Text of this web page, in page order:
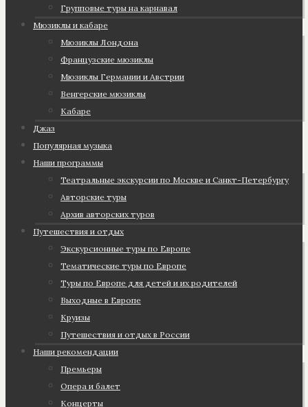
Групповые туры на карнавал
Мюзиклы и кабаре
Мюзиклы Лондона
Французские мюзиклы
Мюзиклы Германии и Австрии
Венгерские мюзиклы
Кабаре
Джаз
Популярная музыка
Наши программы
Театральные экскурсии по Москве и Санкт-Петербургу
Авторские туры
Архив авторских туров
Путешествия и отдых
Экскурсионные туры по Европе
Тематические туры по Европе
Туры по Европе для детей и их родителей
Выходные в Европе
Круизы
Путешествия и отдых в России
Наши рекомендации
Премьеры
Опера и балет
Концерты